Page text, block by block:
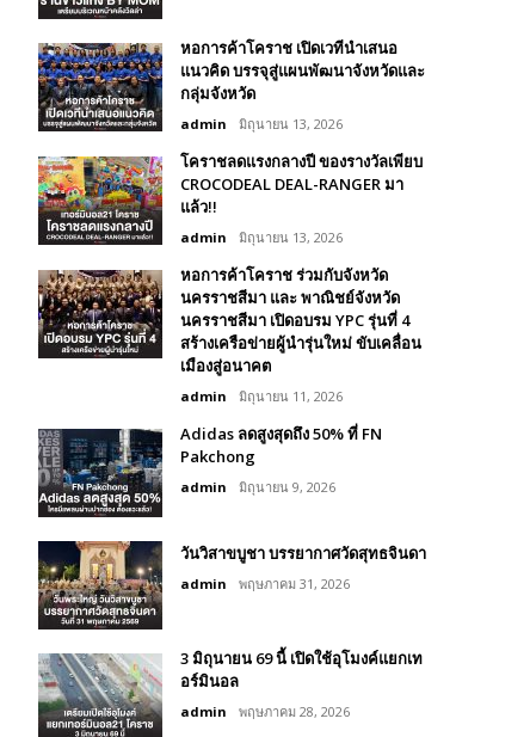
หอการค้าโคราช เปิดเวทีนำเสนอ
แนวคิด บรรจุสู่แผนพัฒนาจังหวัดและ
กลุ่มจังหวัด
admin มิถุนายน 13, 2026
โคราชลดแรงกลางปี ของรางวัลเพียบ
CROCODEAL DEAL-RANGER มา
แล้ว!!
admin มิถุนายน 13, 2026
หอการค้าโคราช ร่วมกับจังหวัด
นครราชสีมา และ พาณิชย์จังหวัด
นครราชสีมา เปิดอบรม YPC รุ่นที่ 4
สร้างเครือข่ายผู้นำรุ่นใหม่ ขับเคลื่อน
เมืองสู่อนาคต
admin มิถุนายน 11, 2026
Adidas ลดสูงสุดถึง 50% ที่ FN
Pakchong
admin มิถุนายน 9, 2026
วันวิสาขบูชา บรรยากาศวัดสุทธจินดา
admin พฤษภาคม 31, 2026
3 มิถุนายน 69 นี้ เปิดใช้อุโมงค์แยกเท
อร์มินอล
admin พฤษภาคม 28, 2026